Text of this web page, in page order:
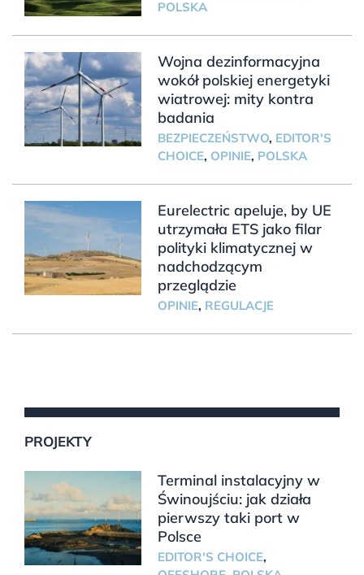
POLSKA
Wojna dezinformacyjna
wokół polskiej energetyki
wiatrowej: mity kontra
badania
BEZPIECZEŃSTWO, EDITOR'S
CHOICE, OPINIE, POLSKA
Eurelectric apeluje, by UE
utrzymała ETS jako filar
polityki klimatycznej w
nadchodzącym
przeglądzie
OPINIE, REGULACJE
PROJEKTY
Terminal instalacyjny w
Świnoujściu: jak działa
pierwszy taki port w
Polsce
EDITOR'S CHOICE,